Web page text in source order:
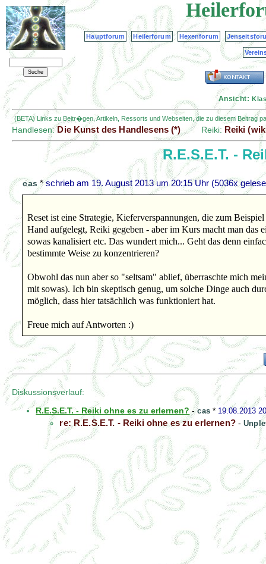
Hauptforum Heilerforum Hexenforum
Ansicht:
(BETA) Links zu Beitr�gen, Artikeln, Ressorts und Webseiten, die zu diesem Beitrag
Handlesen:Die Kunst des Handlesens (*) Reiki: Reiki
R.E.S.E.T. -
cas *schrieb am 19. August 2013 um 20:15 Uhr (5036x
Reset ist eine Strategie, Kieferverspannungen, die zum
Hand aufgelegt, Reiki gegeben - aber im Kurs macht man das
sowas kanalisiert etc. Das wundert mich... Geht das denn
bestimmte Weise zu konzentrieren?
Obwohl das nun aber so "seltsam" ablief, überraschte mich
mit sowas). Ich bin skeptisch genug, um solche Dinge auch
möglich, dass hier tatsächlich was funktioniert hat.
Freue mich auf Antworten :)
Diskussionsverlauf:
R.E.S.E.T. - Reiki ohne es zu erlernen? -cas * 19.08.2013
re: R.E.S.E.T. - Reiki ohne es zu erlernen?-